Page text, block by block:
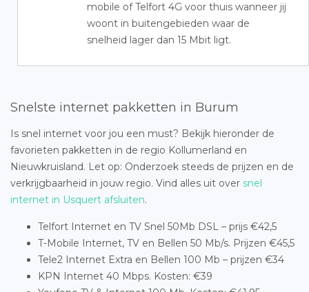
mobile of Telfort 4G voor thuis wanneer jij
woont in buitengebieden waar de
snelheid lager dan 15 Mbit ligt.
Snelste internet pakketten in Burum
Is snel internet voor jou een must? Bekijk hieronder de
favorieten pakketten in de regio Kollumerland en
Nieuwkruisland. Let op: Onderzoek steeds de prijzen en de
verkrijgbaarheid in jouw regio. Vind alles uit over snel
internet in Usquert afsluiten.
Telfort Internet en TV Snel 50Mb DSL – prijs €42,5
T-Mobile Internet, TV en Bellen 50 Mb/s. Prijzen €45,5
Tele2 Internet Extra en Bellen 100 Mb – prijzen €34
KPN Internet 40 Mbps. Kosten: €39